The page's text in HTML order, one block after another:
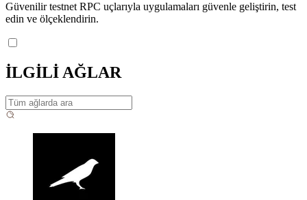
Güvenilir testnet RPC uçlarıyla uygulamaları güvenle geliştirin, test
edin ve ölçeklendirin.
İLGİLİ AĞLAR